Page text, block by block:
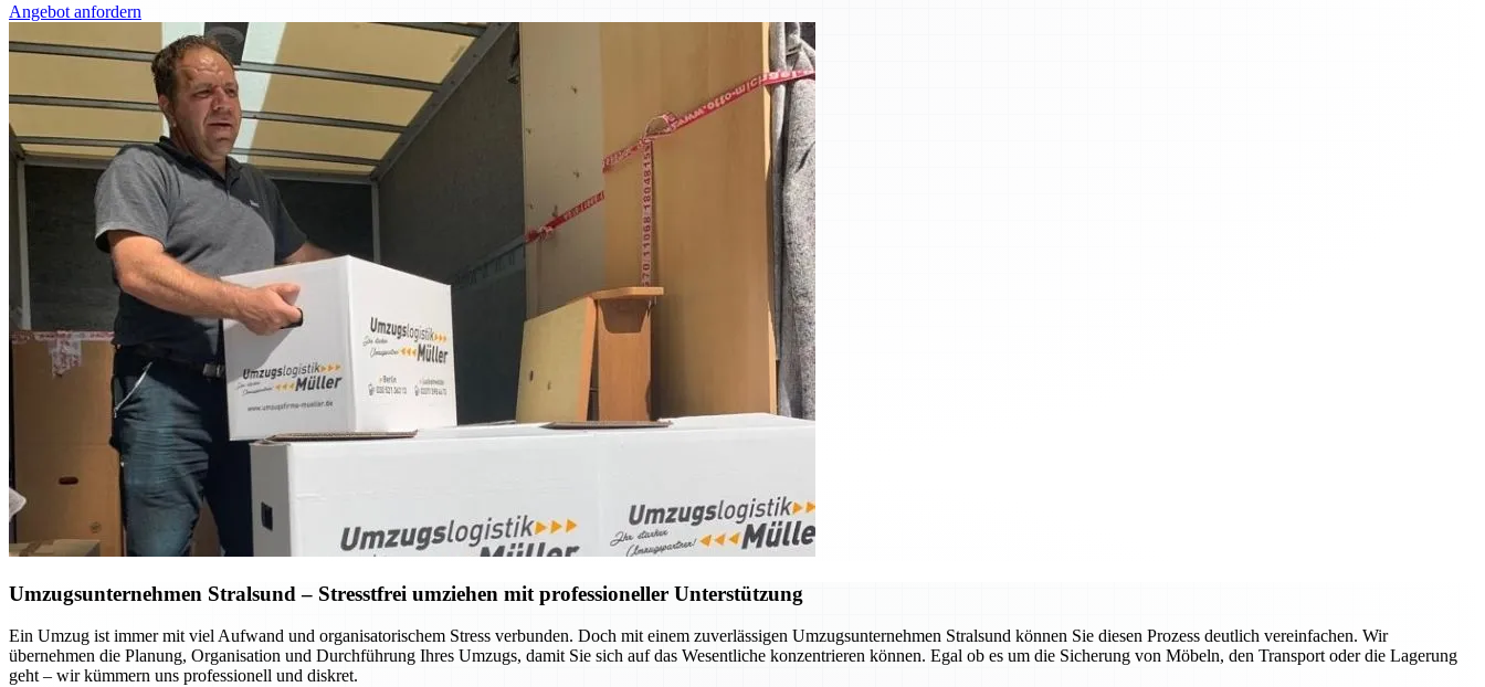
Angebot anfordern
Umzugsunternehmen Stralsund – Stresstfrei umziehen mit professioneller Unterstützung
Ein Umzug ist immer mit viel Aufwand und organisatorischem Stress verbunden. Doch mit einem zuverlässigen Umzugsunternehmen Stralsund können Sie diesen Prozess deutlich vereinfachen. Wir
übernehmen die Planung, Organisation und Durchführung Ihres Umzugs, damit Sie sich auf das Wesentliche konzentrieren können. Egal ob es um die Sicherung von Möbeln, den Transport oder die Lagerung
geht – wir kümmern uns professionell und diskret.